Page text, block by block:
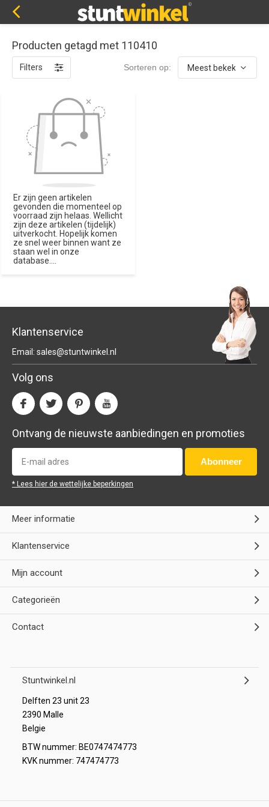
Producten getagd met 110410
Filters Sorteren op:
Er zijn geen artikelen
gevonden die momenteel op
voorraad zijn helaas. Wellicht
zijn deze artikelen (tijdelijk)
uitverkocht. Hopelijk komen
ze snel weer binnen want ze
staan wel in onze
database....
Klantenservice
Email: sales@stuntwinkel.nl
Volg ons
Ontvang de nieuwste aanbiedingen en promoties
Abonneer
* Lees hier de wettelijke beperkingen
Meer informatie
Klantenservice
Mijn account
Categorieën
Contact
Stuntwinkel.nl
Delften 23 unit 23
2390 Malle
Belgie
BTW nummer: BE0747474773
KVK nummer: 747474773